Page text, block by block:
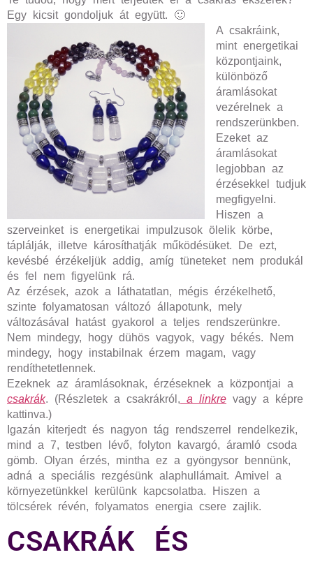
Egy kicsit gondoljuk át együtt. 🙂
A csakráink,
mint energetikai
központjaink,
különböző
áramlásokat
vezérelnek a
rendszerünkben.
Ezeket az
áramlásokat
legjobban az
érzésekkel tudjuk
megfigyelni.
Hiszen a
szerveinket is energetikai impulzusok ölelik körbe,
táplálják, illetve károsíthatják működésüket. De ezt,
kevésbé érzékeljük addig, amíg tüneteket nem produkál
és fel nem figyelünk rá.
Az érzések, azok a láthatatlan, mégis érzékelhető,
szinte folyamatosan változó állapotunk, mely
változásával hatást gyakorol a teljes rendszerünkre.
Nem mindegy, hogy dühös vagyok, vagy békés. Nem
mindegy, hogy instabilnak érzem magam, vagy
rendíthetetlennek.
Ezeknek az áramlásoknak, érzéseknek a központjai a
csakrák. (Részletek a csakrákról, a linkre vagy a képre
kattinva.)
Igazán kiterjedt és nagyon tág rendszerrel rendelkezik,
mind a 7, testben lévő, folyton kavargó, áramló csoda
gömb. Olyan érzés, mintha ez a gyöngysor bennünk,
adná a speciális rezgésünk alaphullámait. Amivel a
környezetünkkel kerülünk kapcsolatba. Hiszen a
tölcsérek révén, folyamatos energia csere zajlik.
CSAKRÁK ÉS